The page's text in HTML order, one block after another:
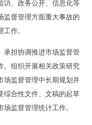
访、政务公开、信息化等
监督管理方面重大事故的
作。
承担协调推进市场监督管
。组织开展相关政策研究
场监督管理中长期规划并
综合性文件、文稿的起草
监督管理统计工作。